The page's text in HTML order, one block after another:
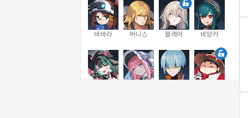
바바라 버니스 블레어 비앙카